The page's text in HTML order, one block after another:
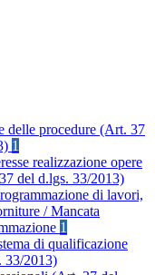
delle procedure (Art. 37
1
realizzazione opere
del d.lgs. 33/2013)
di lavori,
/ Mancata
1
di qualificazione
33/2013)